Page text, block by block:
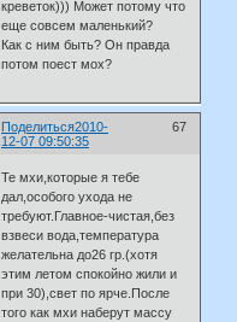
креветок))) Может потому что
еще совсем маленький?
Как с ним быть? Он правда
потом поест мох?
Поделиться 67
2010-
12-07 09:50:35
Те мхи,которые я тебе
дал,особого ухода не
требуют.Главное-чистая,без
взвеси вода,температура
желательна до26 гр.(хотя
этим летом спокойно жили и
при 30),свет по ярче.После
того как мхи наберут массу